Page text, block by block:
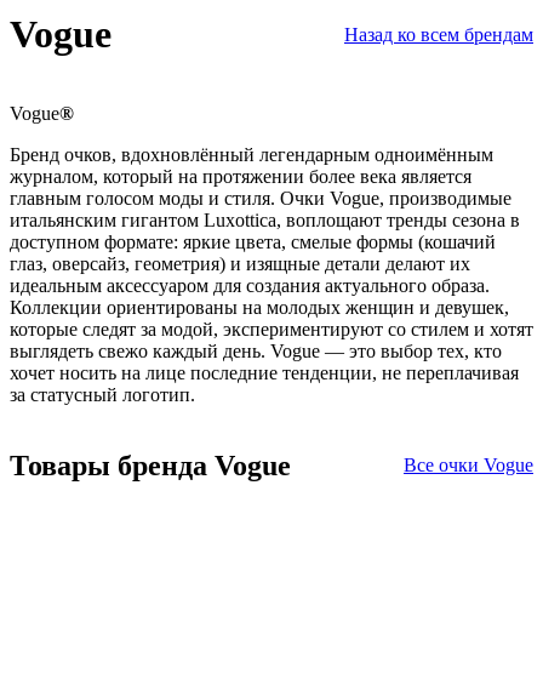
Vogue Назад ко всем брендам
Vogue®
Бренд очков, вдохновлённый легендарным одноимённым
журналом, который на протяжении более века является
главным голосом моды и стиля. Очки Vogue, производимые
итальянским гигантом Luxottica, воплощают тренды сезона в
доступном формате: яркие цвета, смелые формы (кошачий
глаз, оверсайз, геометрия) и изящные детали делают их
идеальным аксессуаром для создания актуального образа.
Коллекции ориентированы на молодых женщин и девушек,
которые следят за модой, экспериментируют со стилем и хотят
выглядеть свежо каждый день. Vogue — это выбор тех, кто
хочет носить на лице последние тенденции, не переплачивая
за статусный логотип.
Товары бренда Vogue Все очки Vogue